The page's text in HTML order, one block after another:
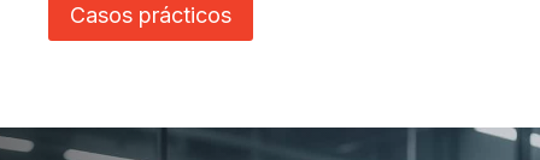
Casos prácticos